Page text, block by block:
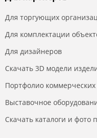
Для торгующих
Для комплектации
Для дизайнеров
Скачать 3D модели
Портфолио коммерческих
Выставочное
Скачать каталоги и фото